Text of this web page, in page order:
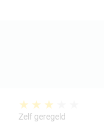
★★★★★
Zelf geregeld